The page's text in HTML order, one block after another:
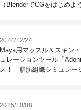
（BlenderでCGをはじめよ
2024/12/24
Maya用マッスル＆スキン
ュレーションツール「
ス！ 脂肪組織シミュレー
2025/10/08